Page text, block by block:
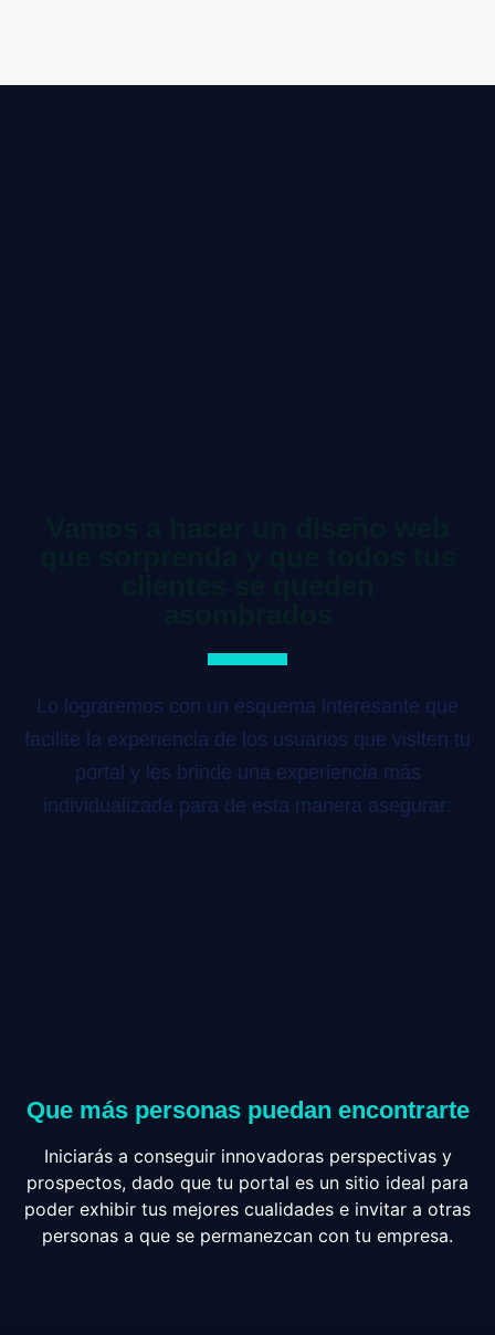
Lo lograremos con un esquema interesante que
facilite la experiencia de los usuarios que visiten tu
portal y les brinde una experiencia más
individualizada para de esta manera asegurar:
Que más personas puedan encontrarte
Iniciarás a conseguir innovadoras perspectivas y
prospectos, dado que tu portal es un sitio ideal para
poder exhibir tus mejores cualidades e invitar a otras
personas a que se permanezcan con tu empresa.